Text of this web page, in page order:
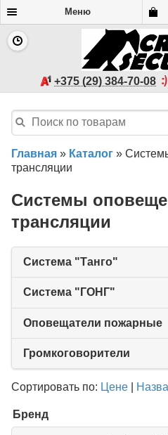
Меню
+375 (29) 384-70-08
Главная » Каталог »
трансляции
Системы
трансляции
Система "Танго"
Система "ГОНГ"
Оповещатели пожарные
Громкоговорители
Сортировать по: Цене
Бренд